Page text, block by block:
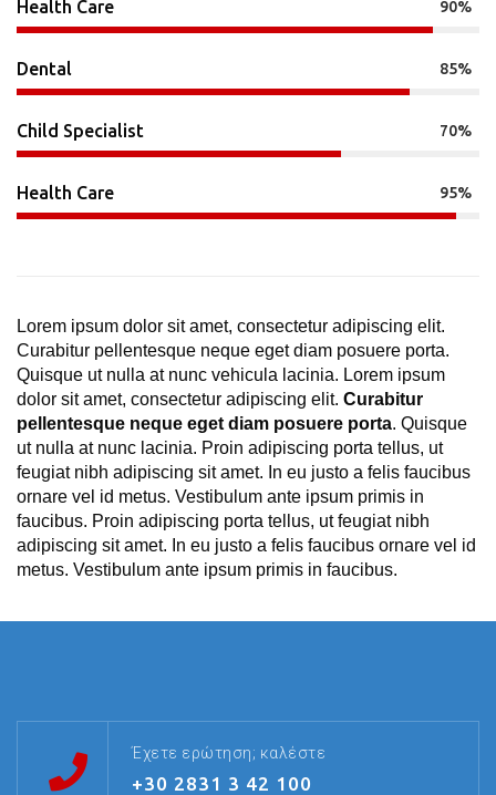
Health Care 90%
Dental 85%
Child Specialist 70%
Health Care 95%
Lorem ipsum dolor sit amet, consectetur adipiscing elit.
Curabitur pellentesque neque eget diam posuere porta.
Quisque ut nulla at nunc vehicula lacinia. Lorem ipsum
dolor sit amet, consectetur adipiscing elit. Curabitur
pellentesque neque eget diam posuere porta. Quisque
ut nulla at nunc lacinia. Proin adipiscing porta tellus, ut
feugiat nibh adipiscing sit amet. In eu justo a felis faucibus
ornare vel id metus. Vestibulum ante ipsum primis in
faucibus. Proin adipiscing porta tellus, ut feugiat nibh
adipiscing sit amet. In eu justo a felis faucibus ornare vel id
metus. Vestibulum ante ipsum primis in faucibus.
Έχετε ερώτηση; καλέστε
+30 2831 3 42 100